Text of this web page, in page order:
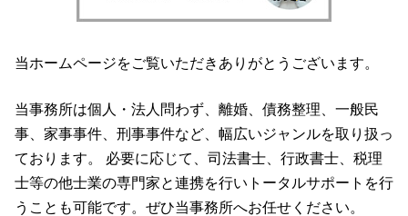
当ホームページをご覧いただきありがとうございます。
当事務所は個人・法人問わず、離婚、債務整理、一般民
事、家事事件、刑事事件など、幅広いジャンルを取り扱っ
ております。 必要に応じて、司法書士、行政書士、税理
士等の他士業の専門家と連携を行いトータルサポートを行
うことも可能です。ぜひ当事務所へお任せください。